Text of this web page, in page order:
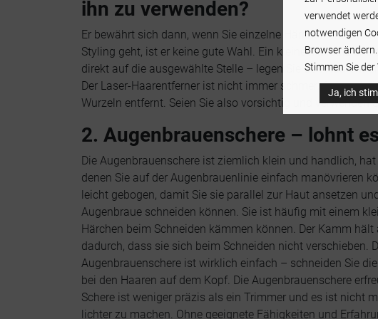
ihn zu verwenden?
Er bewährt sich dann, wenn Sie einzelne Härchen
Styling geht, ist er keine gute Wahl. Ein kleiner Aufsatz
direkt auf die ausgewählte Stelle – legen Sie den
Der Laser-Haarentferner ist nicht immer schmerzfrei, und
Wurzeln entfernt. Seien Sie also vorsichtig und verwenden
2. Augenbrauenschere – lohnt
Die Augenbrauenschere ist ziemlich klein und handlich,
denen Sie auf der Augenbrauenlinie einfach manövrieren
leicht gebogen, damit Sie sie parallel zur Haut ansetzen
Augenbraue schneiden können. Sie ist häufig mit einem
Härchen beim Schneiden kämmen können. Der Kamm
dadurch, dass sie sich beim Schneiden nicht verschieben.
Augenbrauenschere ist wirklich einfach – schneiden Sie
bei den Haaren auf dem Kopf. Die Augenbrauenschere
Schere ist weniger präzis als ein Trimmer und es ist nicht
lichter zu machen. Ohne geeignete Fähigkeiten und
verwendet
notwendigen
Browser
Stimmen Sie
Ja, ich